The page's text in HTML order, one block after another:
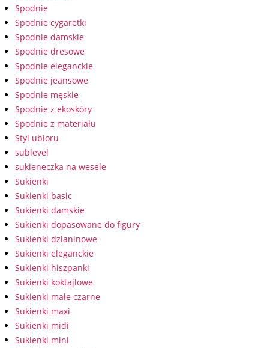
Spodnie
Spodnie cygaretki
Spodnie damskie
Spodnie dresowe
Spodnie eleganckie
Spodnie jeansowe
Spodnie męskie
Spodnie z ekoskóry
Spodnie z materiału
Styl ubioru
sublevel
sukieneczka na wesele
Sukienki
Sukienki basic
Sukienki damskie
Sukienki dopasowane do figury
Sukienki dzianinowe
Sukienki eleganckie
Sukienki hiszpanki
Sukienki koktajlowe
Sukienki małe czarne
Sukienki maxi
Sukienki midi
Sukienki mini